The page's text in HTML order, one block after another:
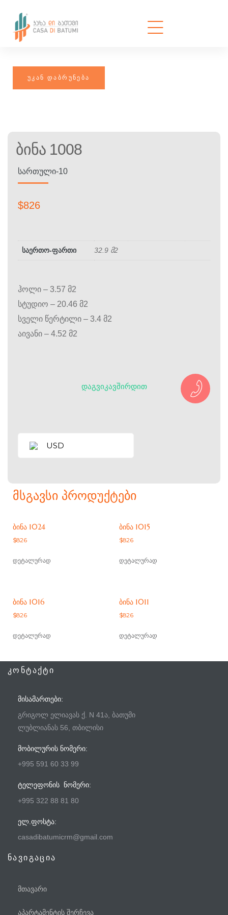
Ბინა 1008
ᲡᲐᲠᲗᲣᲚᲘ-10
$826
საერთო-ფართი 32.9 მ2
ჰოლი – 3.57 მ2
სტუდიო – 20.46 მ2
სველი წერტილი – 3.4 მ2
აივანი – 4.52 მ2
ᲓᲐᲒᲕᲘᲙᲐᲕᲨᲘᲠᲓᲘᲗ
USD
ᲛᲡᲒᲐᲕᲡᲘ ᲞᲠᲝᲓᲣᲥᲢᲔᲑᲘ
ᲑᲘᲜᲐ 1024
$826
დეტალურად
ᲑᲘᲜᲐ 1015
$826
დეტალურად
ᲑᲘᲜᲐ 1016
$826
დეტალურად
ᲑᲘᲜᲐ 1011
$826
დეტალურად
ᲙᲝᲜᲢᲐᲥᲢᲘ
ᲛᲘᲡᲐᲛᲐᲠᲗᲔᲑᲘ:
გრიგოლ ელიავას ქ. N 41ა, ბათუმი
ლუბლიანას 56, თბილისი
ᲛᲝᲑᲘᲚᲣᲠᲘᲡ ᲜᲝᲛᲔᲠᲘ:
+995 591 60 33 99
ᲢᲔᲚᲔᲤᲝᲜᲘᲡ ᲜᲝᲛᲔᲠᲘ:
+995 322 88 81 80
ᲔᲚ.ᲤᲝᲡᲢᲐ:
casadibatumicrm@gmail.com
ნავიგაცია
მთავარი
აპარტამენტის შერჩევა